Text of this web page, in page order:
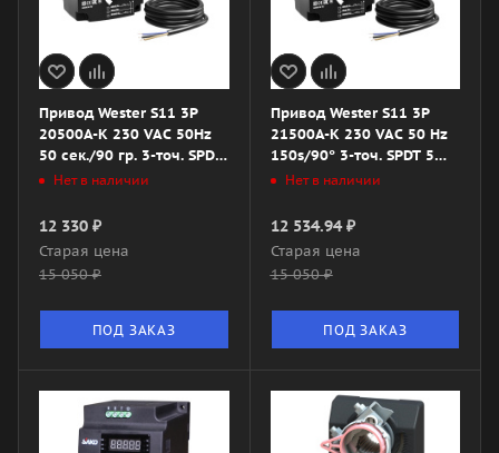
Привод Wester S11 3P
20500A-K 230 VAC 50Hz
50 сек./90 гр. 3-точ. SPDT
5 Nm
Нет в наличии
12 330 ₽
Старая цена
15 050₽
ПОД ЗАКАЗ
Привод Wester S11 3P
21500A-K 230 VAC 50 Hz
150s/90° 3-точ. SPDT 5
NmНет в наличии
12 534.94₽
Старая цена
15 050₽
ПОД ЗАКАЗ